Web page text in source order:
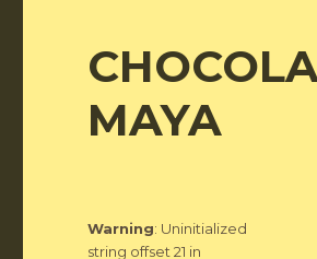
MAYA
Warning: Uninitialized
string offset 21 in